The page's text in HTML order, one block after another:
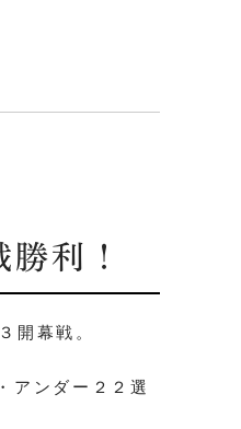
利！
開幕戦。
アンダー２２選